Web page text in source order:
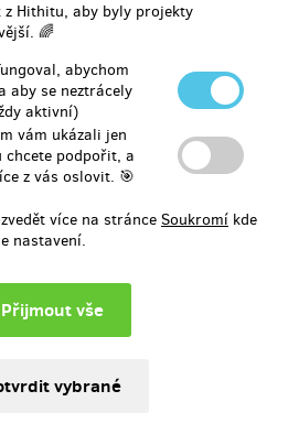
z Hithitu, aby byly projekty
🌈
abychom
aby se neztrácely
aktivní)
vám ukázali jen
chcete podpořit, a
z vás oslovit. 🎯
více na stránce Soukromí kde
nastavení.
pomoc pomůže posunout projekt blíže
poděkování Vám zašleme PDF
Princess Twilight Orchestral Suite.
roku po ukončení projektu na Hithitu
(4 €)
republiky
z fyzických odměn, ale nemáte